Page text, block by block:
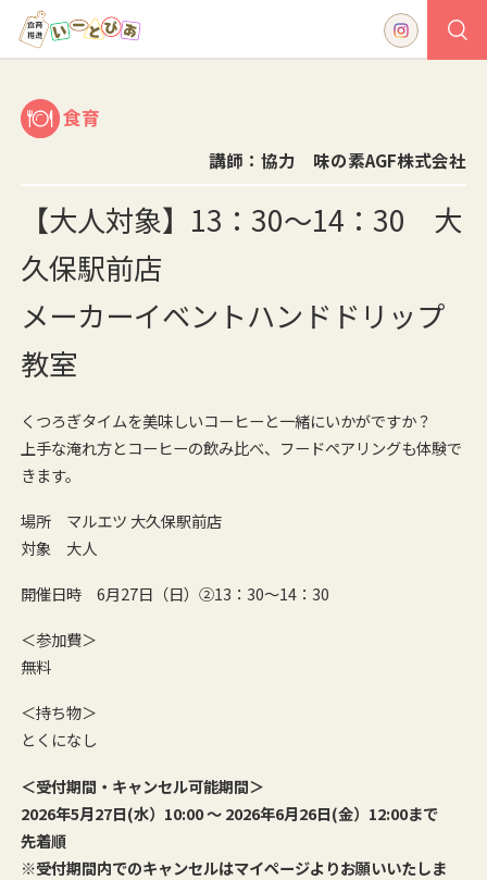
食育
講師：協力 味の素AGF株式会社
【大人対象】13：30～14：30 大
久保駅前店
メーカーイベントハンドドリップ
教室
くつろぎタイムを美味しいコーヒーと一緒にいかがですか？
上手な淹れ方とコーヒーの飲み比べ、フードペアリングも体験で
きます。
場所 マルエツ 大久保駅前店
対象 大人
開催日時 6月27日（日）②13：30～14：30
＜参加費＞
無料
＜持ち物＞
とくになし
＜受付期間・キャンセル可能期間＞
2026年5月27日(水）10:00 ～ 2026年6月26日(金）12:00まで
先着順
※受付期間内でのキャンセルはマイページよりお願いいたしま